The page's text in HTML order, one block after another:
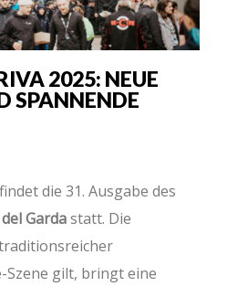
2025: NEUE
SPANNENDE
die 31. Ausgabe des
Gardastatt. Die
gilt, bringt eine